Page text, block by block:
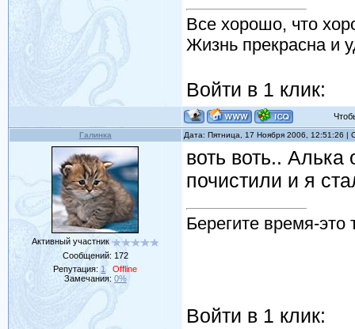
Все хорошо, что
Жизнь прекрасна и
Войти в 1 клик:
Галинка Дата: Пятница, 17 Ноября 2006, 12:51:26 |
Активный участник
Сообщений: 172
Репутация: 1
Offline
Замечания: 0%
воть воть..
почистили и я
Берегите время-это
Войти в 1 клик: